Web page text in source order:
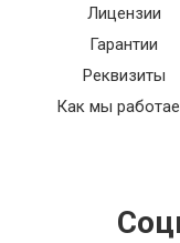
Лицензии
Гарантии
Реквизиты
Как мы